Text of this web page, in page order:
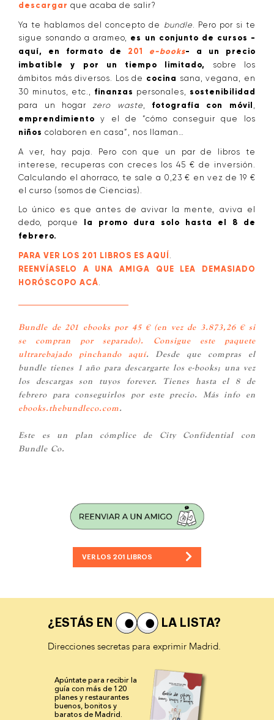
descargar que acaba de salir?
Ya te hablamos del concepto de bundle. Pero por si te
sigue sonando a arameo, es un conjunto de cursos -
aquí, en formato de 201 e-books- a un precio
imbatible y por un tiempo limitado,
sobre los
ámbitos más diversos. Los de cocina sana, vegana, en
30 minutos, etc., finanzas personales, sostenibilidad
para un hogarzero waste, fotografía con móvil ,
emprendimiento y el de “cómo conseguir que los
niños colaboren en casa”, nos llaman…
A ver, hay paja. Pero con que un par de libros te
interese, recuperas con creces los 45 € de inversión.
Calculando el ahorraco, te sale a 0,23 € en vez de 19 €
el curso (somos de Ciencias).
Lo único es que antes de avivar la mente, aviva el
dedo, porque
la promo dura solo hasta el 8 de
febrero.
PARA VER LOS 201 LIBROS ES AQUÍ .
REENVÍASELO A UNA AMIGA QUE LEA DEMASIADO
HORÓSCOPO ACÁ.
Bundle de 201 ebooks por 45 € (en vez de 3.873,26 € si
se compran por separado). Consigue este paquete
ultrarebajado pinchando aquí. Desde que compras el
bundle tienes 1 año para descargarte los e-books; una vez
los descargas son tuyos forever. Tienes hasta el 8 de
febrero para conseguirlos por este precio. Más info en
ebooks.thebundleco.com.
Este es un plan cómplice de City Confidential con
Bundle Co.
VER LOS 201 LIBROS
¿ESTÁS EN
LA LISTA?
Direcciones secretas para exprimir Madrid.
Apúntate para recibir la
guía con más de 120
planes y restaurantes
buenos, bonitos y
baratos de Madrid.